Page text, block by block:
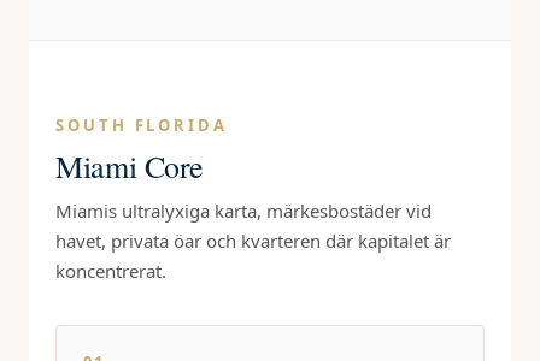
SOUTH FLORIDA
Miami Core
Miamis ultralyxiga karta, märkesbostäder vid
havet, privata öar och kvarteren där kapitalet är
koncentrerat.